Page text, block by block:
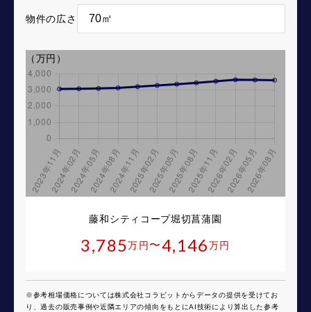
物件の広さ
藤和シティコープ堀切菖蒲園
3,785万円 〜4,146万円
※参考相場価格については株式会社コラビットからデータの提供を受けてお
り、過去の販売事例や近隣エリアの傾向をもとにAI技術により算出した参考
（万円）